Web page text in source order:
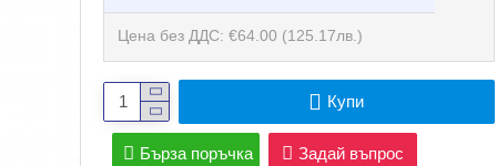
Цена без ДДС: €64.00 (125.17лв.)
Купи
Бърза поръчка Задай въпрос